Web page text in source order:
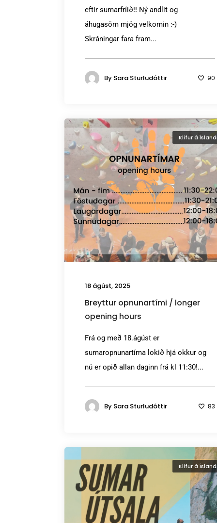
eftir sumarfríið!! Ný andlit og
áhugasöm mjög velkomin :-)
Skráningar fara fram...
By Sara Sturludóttir 90
Klifur á
18 ágúst, 2025
Breyttur opnunartími / longer
opening hours
Frá og með 18.ágúst er
sumaropnunartíma lokið hjá okkur og
nú er opið allan daginn frá kl 11:30!...
By Sara Sturludóttir 83
Klifur á